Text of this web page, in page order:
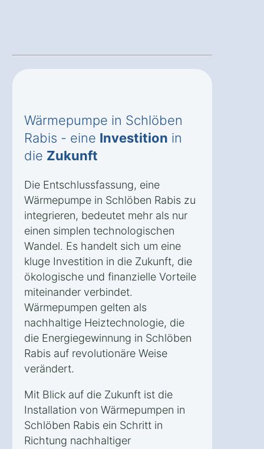
Wärmepumpe in Schlöben
Rabis - eine Investition in
die Zukunft
Die Entschlussfassung, eine
Wärmepumpe in Schlöben Rabis zu
integrieren, bedeutet mehr als nur
einen simplen technologischen
Wandel. Es handelt sich um eine
kluge Investition in die Zukunft, die
ökologische und finanzielle Vorteile
miteinander verbindet.
Wärmepumpen gelten als
nachhaltige Heiztechnologie, die
die Energiegewinnung in Schlöben
Rabis auf revolutionäre Weise
verändert.
Mit Blick auf die Zukunft ist die
Installation von Wärmepumpen in
Schlöben Rabis ein Schritt in
Richtung nachhaltiger